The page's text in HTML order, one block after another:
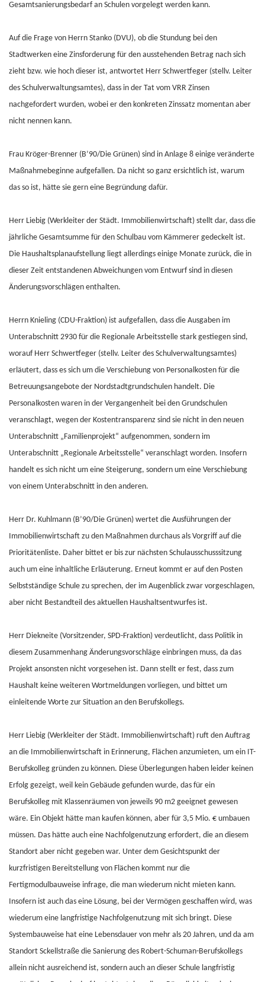
Gesamtsanierungsbedarf an Schulen vorgelegt werden kann.
Auf die Frage von Herrn Stanko (DVU), ob die Stundung bei den
Stadtwerken eine Zinsforderung für den ausstehenden Betrag nach sich
zieht bzw. wie hoch dieser ist, antwortet Herr Schwertfeger (stellv. Leiter
des Schulverwaltungsamtes), dass in der Tat vom VRR Zinsen
nachgefordert wurden, wobei er den konkreten Zinssatz momentan aber
nicht nennen kann.
Frau Kröger-Brenner (B’90/Die Grünen) sind in Anlage 8 einige veränderte
Maßnahmebeginne aufgefallen. Da nicht so ganz ersichtlich ist, warum
das so ist, hätte sie gern eine Begründung dafür.
Herr Liebig (Werkleiter der Städt. Immobilienwirtschaft) stellt dar, dass die
jährliche Gesamtsumme für den Schulbau vom Kämmerer gedeckelt ist.
Die Haushaltsplanaufstellung liegt allerdings einige Monate zurück, die in
dieser Zeit entstandenen Abweichungen vom Entwurf sind in diesen
Änderungsvorschlägen enthalten.
Herrn Knieling (CDU-Fraktion) ist aufgefallen, dass die Ausgaben im
Unterabschnitt 2930 für die Regionale Arbeitsstelle stark gestiegen sind,
worauf Herr Schwertfeger (stellv. Leiter des Schulverwaltungsamtes)
erläutert, dass es sich um die Verschiebung von Personalkosten für die
Betreuungsangebote der Nordstadtgrundschulen handelt. Die
Personalkosten waren in der Vergangenheit bei den Grundschulen
veranschlagt, wegen der Kostentransparenz sind sie nicht in den neuen
Unterabschnitt „Familienprojekt“ aufgenommen, sondern im
Unterabschnitt „Regionale Arbeitsstelle“ veranschlagt worden. Insofern
handelt es sich nicht um eine Steigerung, sondern um eine Verschiebung
von einem Unterabschnitt in den anderen.
Herr Dr. Kuhlmann (B’90/Die Grünen) wertet die Ausführungen der
Immobilienwirtschaft zu den Maßnahmen durchaus als Vorgriff auf die
Prioritätenliste. Daher bittet er bis zur nächsten Schulausschusssitzung
auch um eine inhaltliche Erläuterung. Erneut kommt er auf den Posten
Selbstständige Schule zu sprechen, der im Augenblick zwar vorgeschlagen,
aber nicht Bestandteil des aktuellen Haushaltsentwurfes ist.
Herr Diekneite (Vorsitzender, SPD-Fraktion) verdeutlicht, dass Politik in
diesem Zusammenhang Änderungsvorschläge einbringen muss, da das
Projekt ansonsten nicht vorgesehen ist. Dann stellt er fest, dass zum
Haushalt keine weiteren Wortmeldungen vorliegen, und bittet um
einleitende Worte zur Situation an den Berufskollegs.
Herr Liebig (Werkleiter der Städt. Immobilienwirtschaft) ruft den Auftrag
an die Immobilienwirtschaft in Erinnerung, Flächen anzumieten, um ein IT-
Berufskolleg gründen zu können. Diese Überlegungen haben leider keinen
Erfolg gezeigt, weil kein Gebäude gefunden wurde, das für ein
Berufskolleg mit Klassenräumen von jeweils 90 m2 geeignet gewesen
wäre. Ein Objekt hätte man kaufen können, aber für 3,5 Mio. € umbauen
müssen. Das hätte auch eine Nachfolgenutzung erfordert, die an diesem
Standort aber nicht gegeben war. Unter dem Gesichtspunkt der
kurzfristigen Bereitstellung von Flächen kommt nur die
Fertigmodulbauweise infrage, die man wiederum nicht mieten kann.
Insofern ist auch das eine Lösung, bei der Vermögen geschaffen wird, was
wiederum eine langfristige Nachfolgenutzung mit sich bringt. Diese
Systembauweise hat eine Lebensdauer von mehr als 20 Jahren, und da am
Standort Sckellstraße die Sanierung des Robert-Schuman-Berufskollegs
allein nicht ausreichend ist, sondern auch an dieser Schule langfristig